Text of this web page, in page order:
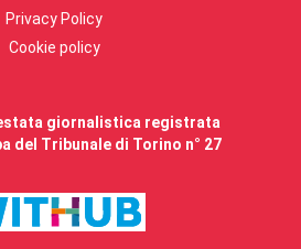
Privacy Policy
Cookie policy
giornalistica registrata
del Tribunale di Torino n° 27